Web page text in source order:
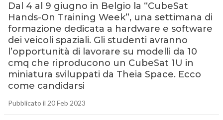
Dal 4 al 9 giugno in Belgio la “CubeSat
Hands-On Training Week”, una settimana di
formazione dedicata a hardware e software
dei veicoli spaziali. Gli studenti avranno
l’opportunità di lavorare su modelli da 10
cmq che riproducono un CubeSat 1U in
miniatura sviluppati da Theia Space. Ecco
come candidarsi
Pubblicato il 20 Feb 2023